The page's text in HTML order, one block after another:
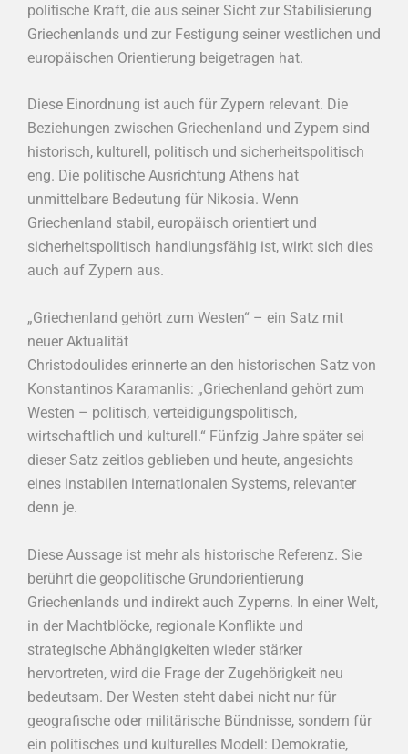
politische Kraft, die aus seiner Sicht zur Stabilisierung
Griechenlands und zur Festigung seiner westlichen und
europäischen Orientierung beigetragen hat.
Diese Einordnung ist auch für Zypern relevant. Die
Beziehungen zwischen Griechenland und Zypern sind
historisch, kulturell, politisch und sicherheitspolitisch
eng. Die politische Ausrichtung Athens hat
unmittelbare Bedeutung für Nikosia. Wenn
Griechenland stabil, europäisch orientiert und
sicherheitspolitisch handlungsfähig ist, wirkt sich dies
auch auf Zypern aus.
„Griechenland gehört zum Westen“ – ein Satz mit
neuer Aktualität
Christodoulides erinnerte an den historischen Satz von
Konstantinos Karamanlis: „Griechenland gehört zum
Westen – politisch, verteidigungspolitisch,
wirtschaftlich und kulturell.“ Fünfzig Jahre später sei
dieser Satz zeitlos geblieben und heute, angesichts
eines instabilen internationalen Systems, relevanter
denn je.
Diese Aussage ist mehr als historische Referenz. Sie
berührt die geopolitische Grundorientierung
Griechenlands und indirekt auch Zyperns. In einer Welt,
in der Machtblöcke, regionale Konflikte und
strategische Abhängigkeiten wieder stärker
hervortreten, wird die Frage der Zugehörigkeit neu
bedeutsam. Der Westen steht dabei nicht nur für
geografische oder militärische Bündnisse, sondern für
ein politisches und kulturelles Modell: Demokratie,